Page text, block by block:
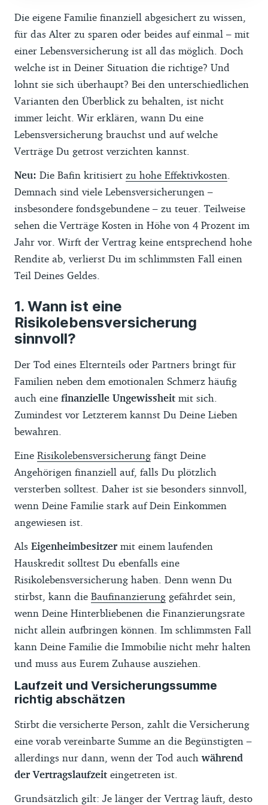
Die eigene Familie finanziell abgesichert zu wissen,
für das Alter zu sparen oder beides auf einmal – mit
einer Lebensversicherung ist all das möglich. Doch
welche ist in Deiner Situation die richtige? Und
lohnt sie sich überhaupt? Bei den unterschiedlichen
Varianten den Überblick zu behalten, ist nicht
immer leicht. Wir erklären, wann Du eine
Lebensversicherung brauchst und auf welche
Verträge Du getrost verzichten kannst.
Neu: Die Bafin kritisiert zu hohe Effektivkosten
Demnach sind viele Lebensversicherungen –
insbesondere fondsgebundene – zu teuer. Teilweise
sehen die Verträge Kosten in Höhe von 4 Prozent im
Jahr vor. Wirft der Vertrag keine entsprechend hohe
Rendite ab, verlierst Du im schlimmsten Fall einen
Teil Deines Geldes.
Wann ist eine
Risikolebensversicherung
sinnvoll?
Der Tod eines Elternteils oder Partners bringt für
Familien neben dem emotionalen Schmerz häufig
auch eine finanzielle Ungewissheit mit sich.
Zumindest vor Letzterem kannst Du Deine Lieben
bewahren.
Eine Risikolebensversicherung fängt Deine
Angehörigen finanziell auf, falls Du plötzlich
versterben solltest. Daher ist sie besonders sinnvoll,
wenn Deine Familie stark auf Dein Einkommen
angewiesen ist.
Als Eigenheimbesitzer mit einem laufenden
Hauskredit solltest Du ebenfalls eine
Risikolebensversicherung haben. Denn wenn Du
stirbst, kann die Baufinanzierung gefährdet sein,
wenn Deine Hinterbliebenen die Finanzierungsrate
nicht allein aufbringen können. Im schlimmsten Fall
kann Deine Familie die Immobilie nicht mehr halten
und muss aus Eurem Zuhause ausziehen.
Laufzeit und Versicherungssumme
richtig abschätzen
Stirbt die versicherte Person, zahlt die Versicherung
eine vorab vereinbarte Summe an die Begünstigten –
allerdings nur dann, wenn der Tod auch während
der Vertragslaufzeit eingetreten ist.
Grundsätzlich gilt: Je länger der Vertrag läuft, desto